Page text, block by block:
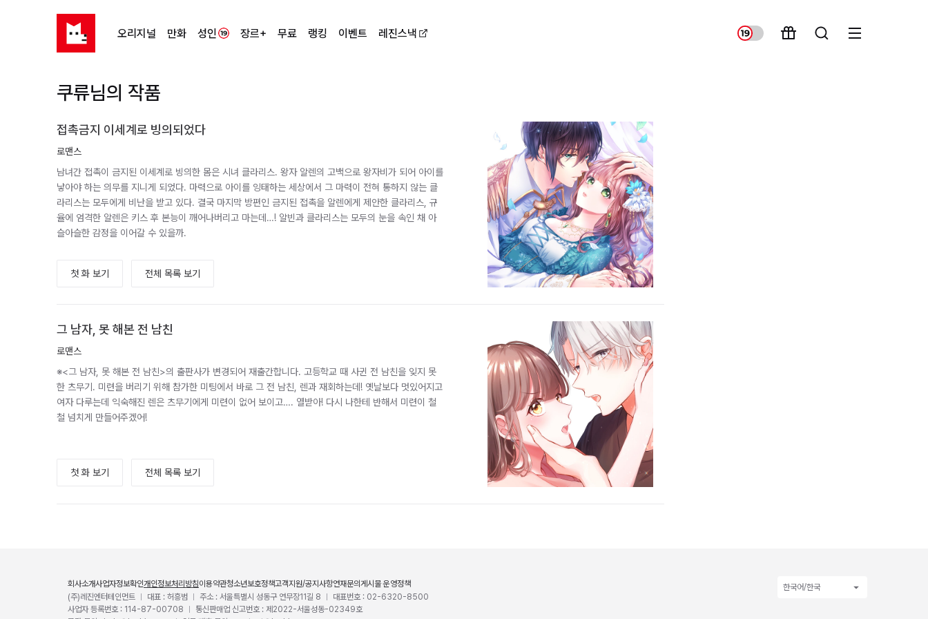
오리지널 만화 성인 장르+ 무료 랭킹 이벤트 레진스낵
쿠류님의 작품
접촉금지 이세계로 빙의되었다
로맨스
남녀간 접촉이 금지된 이세계로 빙의한 몸은 시녀 클라리스. 왕자 알렌의 고백으로 왕자비가 되어 아이를
낳아야 하는 의무를 지니게 되었다. 마력으로 아이를 잉태하는 세상에서 그 마력이 전혀 통하지 않는 클
라리스는 모두에게 비난을 받고 있다. 결국 마지막 방편인 금지된 접촉을 알렌에게 제안한 클라리스, 규
율에 엄격한 알렌은 키스 후 본능이 깨어나버리고 마는데…! 알빈과 클라리스는 모두의 눈을 속인 채 아
슬아슬한 감정을 이어갈 수 있을까.
첫 화 보기 전체 목록 보기
그 남자, 못 해본 전 남친
로맨스
※<그 남자, 못 해본 전 남친>의 출판사가 변경되어 재출간합니다. 고등학교 때 사귄 전 남친을 잊지 못
한 츠무기. 미련을 버리기 위해 참가한 미팅에서 바로 그 전 남친, 렌과 재회하는데! 옛날보다 멋있어지고
여자 다루는데 익숙해진 렌은 츠무기에게 미련이 없어 보이고…. 열받아! 다시 나한테 반해서 미련이 철
철 넘치게 만들어주겠어!
첫 화 보기 전체 목록 보기
회사소개사업자정보확인개인정보처리방침이용약관청소년보호정책고객지원/공지사항연재문의게시물 운영정책
(주)레진엔터테인먼트
대표 : 허흥범 주소 : 서울특별시 성동구 연무장11길 8
대표번호 : 02-6320-8500
사업자 등록번호 : 114-87-00708
통신판매업 신고번호 : 제2022-서울성동-02349호
한국어/한국